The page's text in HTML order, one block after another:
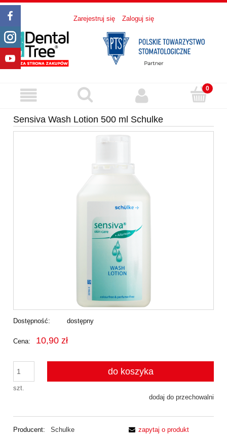
Zarejestruj się Zaloguj się
Sensiva Wash Lotion 500 ml Schulke
Dostępność: dostępny
Cena: 10,90 zł
szt.
do koszyka
dodaj do przechowalni
Producent:
Schulke
zapytaj o produkt